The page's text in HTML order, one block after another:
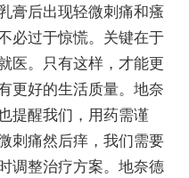
膏后出现轻微刺痛和瘙
必过于惊慌。关键在于
医。只有这样，才能更
更好的生活质量。地奈
提醒我们，用药需谨
刺痛然后痒，我们需要
调整治疗方案。地奈德